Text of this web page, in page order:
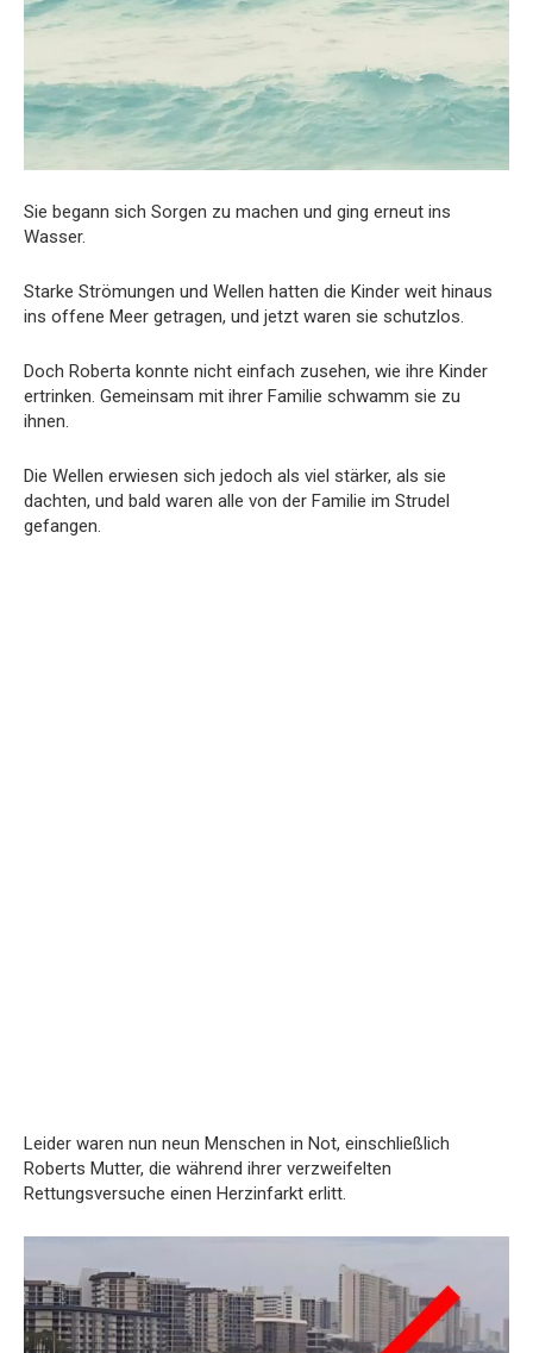
Sie begann sich Sorgen zu machen und ging erneut ins
Wasser.
Starke Strömungen und Wellen hatten die Kinder weit hinaus
ins offene Meer getragen, und jetzt waren sie schutzlos.
Doch Roberta konnte nicht einfach zusehen, wie ihre Kinder
ertrinken. Gemeinsam mit ihrer Familie schwamm sie zu
ihnen.
Die Wellen erwiesen sich jedoch als viel stärker, als sie
dachten, und bald waren alle von der Familie im Strudel
gefangen.
Leider waren nun neun Menschen in Not, einschließlich
Roberts Mutter, die während ihrer verzweifelten
Rettungsversuche einen Herzinfarkt erlitt.